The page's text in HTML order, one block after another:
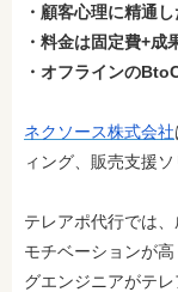
・顧客心理に精通
・料金は固定費+
・オフラインの
ネクソース株式会社
ィング、販売支援
テレアポ代行では
モチベーションが
グエンジニアがテレ